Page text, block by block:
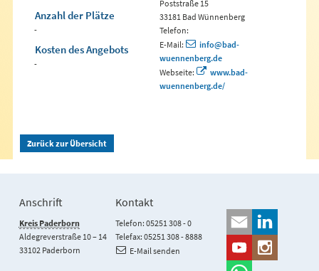
Anzahl der Plätze
-
Kosten des Angebots
-
Poststraße 15
33181 Bad Wünnenberg
Telefon:
E-Mail:
info@bad-
wuennenberg.de
Webseite:
www.bad-
wuennenberg.de/
Zurück zur Übersicht
Anschrift
Kreis Paderborn
Aldegreverstraße 10 – 14
33102 Paderborn
Kontakt
Telefon: 05251 308 - 0
Telefax: 05251 308 - 8888
E-Mail senden